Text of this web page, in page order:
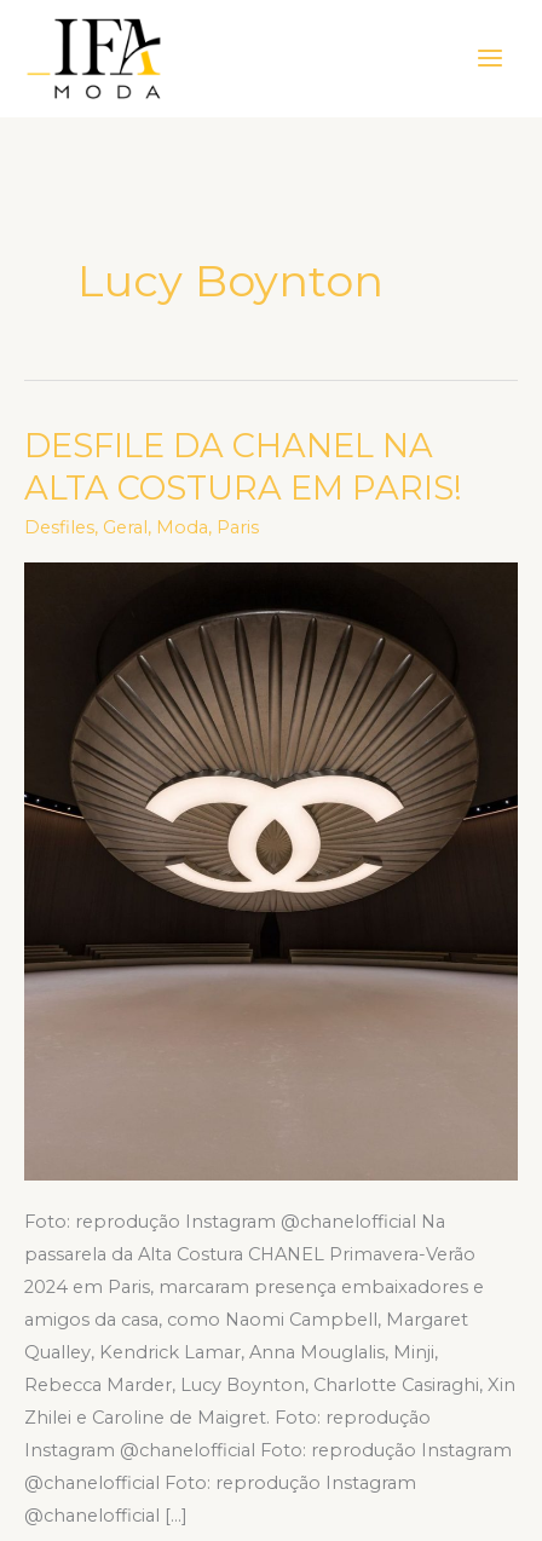
Menu
Lucy Boynton
DESFILE DA CHANEL NA
ALTA COSTURA EM PARIS!
Desfiles, Geral , Moda, Paris
Foto: reprodução Instagram @chanelofficial Na
passarela da Alta Costura CHANEL Primavera-Verão
2024 em Paris, marcaram presença embaixadores e
amigos da casa, como Naomi Campbell, Margaret
Qualley, Kendrick Lamar, Anna Mouglalis, Minji,
Rebecca Marder, Lucy Boynton, Charlotte Casiraghi, Xin
Zhilei e Caroline de Maigret. Foto: reprodução
Instagram @chanelofficial Foto: reprodução Instagram
@chanelofficial Foto: reprodução Instagram
@chanelofficial […]
DESFILE
DA
CHANEL
NA
ALTA